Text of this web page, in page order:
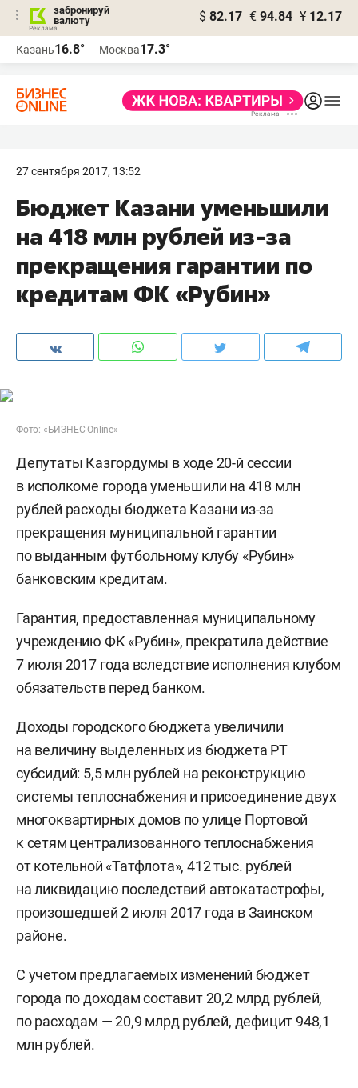
забронируй
валюту
$ 82.17 € 94.84 ¥ 12.17
Казань16.8° Москва17.3°
27 сентября 2017, 13:52
Бюджет Казани уменьшили
на 418 млн рублей из-за
прекращения гарантии по
кредитам ФК «Рубин»
Фото: «БИЗНЕС Online»
Депутаты Казгордумы в ходе 20-й сессии
в исполкоме города уменьшили на 418 млн
рублей расходы бюджета Казани из-за
прекращения муниципальной гарантии
по выданным футбольному клубу «Рубин»
банковским кредитам.
Гарантия, предоставленная муниципальному
учреждению ФК «Рубин», прекратила действие
7 июля 2017 года вследствие исполнения клубом
обязательств перед банком.
Доходы городского бюджета увеличили
на величину выделенных из бюджета РТ
субсидий: 5,5 млн рублей на реконструкцию
системы теплоснабжения и присоединение двух
многоквартирных домов по улице Портовой
к сетям централизованного теплоснабжения
от котельной «Татфлота», 412 тыс. рублей
на ликвидацию последствий автокатастрофы,
произошедшей 2 июля 2017 года в Заинском
районе.
С учетом предлагаемых изменений бюджет
города по доходам составит 20,2 млрд рублей,
по расходам — 20,9 млрд рублей, дефицит 948,1
млн рублей.